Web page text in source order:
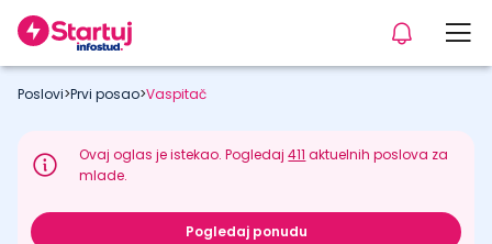
Poslovi>Prvi posao>Vaspitač
Ovaj oglas je istekao. Pogledaj411 aktuelnih poslova za
mlade.
Pogledaj ponudu